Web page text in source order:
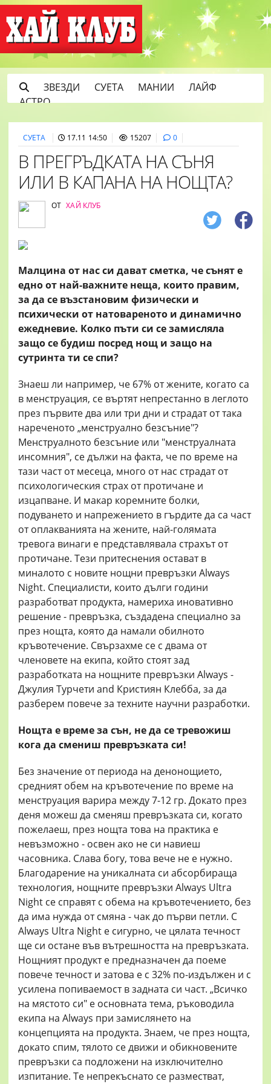
ЗВЕЗДИ СУЕТА МАНИИ
ЛАЙФ
АСТРО
СУЕТА 17.11 14:50 15207 0
В ПРЕГРЪДКАТА НА СЪНЯ
ИЛИ В КАПАНА НА НОЩТА?
ОТ ХАЙ КЛУБ
Малцина от нас си дават сметка, че сънят е
едно от най-важните неща, които правим,
за да се възстановим физически и
психически от натовареното и динамично
ежедневие. Колко пъти си се замисляла
защо се будиш посред нощ и защо на
сутринта ти се спи?
Знаеш ли например, че 67% от жените, когато са
в менструация, се въртят непрестанно в леглото
през първите два или три дни и страдат от така
нареченото „менструално безсъние"?
Менструалното безсъние или "менструалната
инсомния", се дължи на факта, че по време на
тази част от месеца, много от нас страдат от
психологическия страх от протичане и
изцапване. И макар коремните болки,
подуването и напрежението в гърдите да са част
от оплакванията на жените, най-голямата
тревога винаги е представлявала страхът от
протичане. Тези притеснения остават в
миналото с новите нощни превръзки Always
Night. Специалисти, които дълги години
разработват продукта, намериха иновативно
решение - превръзка, създадена специално за
през нощта, която да намали обилното
кръвотечение. Свързахме се с двама oт
членовете на екипа, който стоят зад
разработката на нощните превръзки Always -
Джулия Турчети and Кристиян Клебба, за да
разберем повече за техните научни разработки.
Нощта е време за сън, не да се тревожиш
кога да смениш превръзката си!
Без значение от периода на денонощието,
средният обем на кръвотечение по време на
менструация варира между 7-12 гр. Докато през
деня можеш да сменяш превръзката си, когато
пожелаеш, през нощта това на практика е
невъзможно - освен ако не си навиеш
часовника. Слава богу, това вече не е нужно.
Благодарение на уникалната си абсорбираща
технология, нощните превръзки Always Ultra
Night се справят с обема на кръвотечението, без
да има нужда от смяна - чак до първи петли. С
Always Ultra Night е сигурно, че цялата течност
ще си остане във вътрешността на превръзката.
Нощният продукт е предназначен да поеме
повече течност и затова е с 32% по-издължен и с
усилена попиваемост в задната си част. „Всичко
на мястото си" е основната тема, ръководила
екипa на Always при замислянето на
концепцията на продукта. Знаем, че през нощта,
докато спим, тялото се движи и обикновените
превръзки са подложени на изключително
изпитание. Те непрекъснато се разместват,